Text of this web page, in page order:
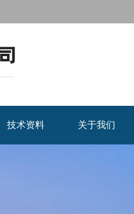
技术资料 关于我们